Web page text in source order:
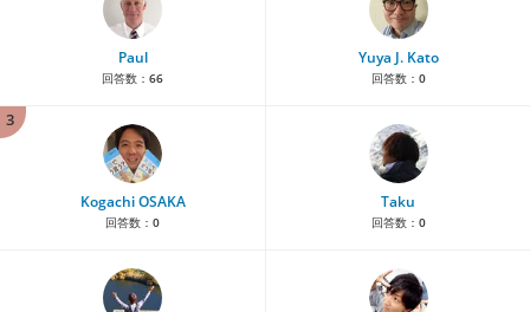
Paul
回答数： 66
Yuya J. Kato
回答数： 0
3
Kogachi OSAKA
回答数： 0
Taku
回答数： 0